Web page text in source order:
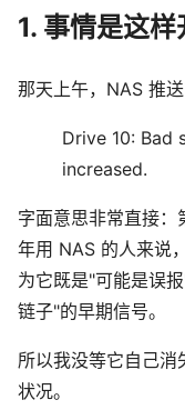
1. 事情是这
那天上午，NAS 推
Drive 10: Bad
increased.
字面意思非常直接：
年用 NAS 的人来说
为它既是"可能是误
链子"的早期信号。
所以我没等它自己
状况。